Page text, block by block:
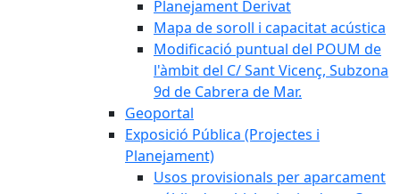
Planejament Derivat
Mapa de soroll i capacitat acústica
Modificació puntual del POUM de
l'àmbit del C/ Sant Vicenç, Subzona
9d de Cabrera de Mar.
Geoportal
Exposició Pública (Projectes i
Planejament)
Usos provisionals per aparcament